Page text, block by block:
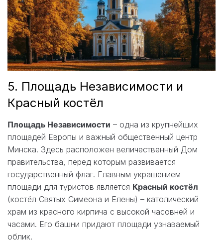
5. Площадь Независимости и
Красный костёл
Площадь Независимости – одна из крупнейших
площадей Европы и важный общественный центр
Минска. Здесь расположен величественный Дом
правительства, перед которым развивается
государственный флаг. Главным украшением
площади для туристов является Красный костёл
(костёл Святых Симеона и Елены) – католический
храм из красного кирпича с высокой часовней и
часами. Его башни придают площади узнаваемый
облик.